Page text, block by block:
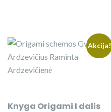
Akcija!
Knyga Origami I dalis